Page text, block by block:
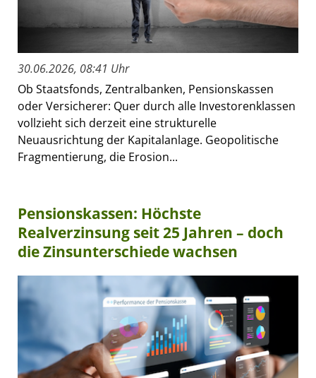
30.06.2026, 08:41 Uhr
Ob Staatsfonds, Zentralbanken, Pensionskassen
oder Versicherer: Quer durch alle Investorenklassen
vollzieht sich derzeit eine strukturelle
Neuausrichtung der Kapitalanlage. Geopolitische
Fragmentierung, die Erosion...
Pensionskassen: Höchste
Realverzinsung seit 25 Jahren – doch
die Zinsunterschiede wachsen